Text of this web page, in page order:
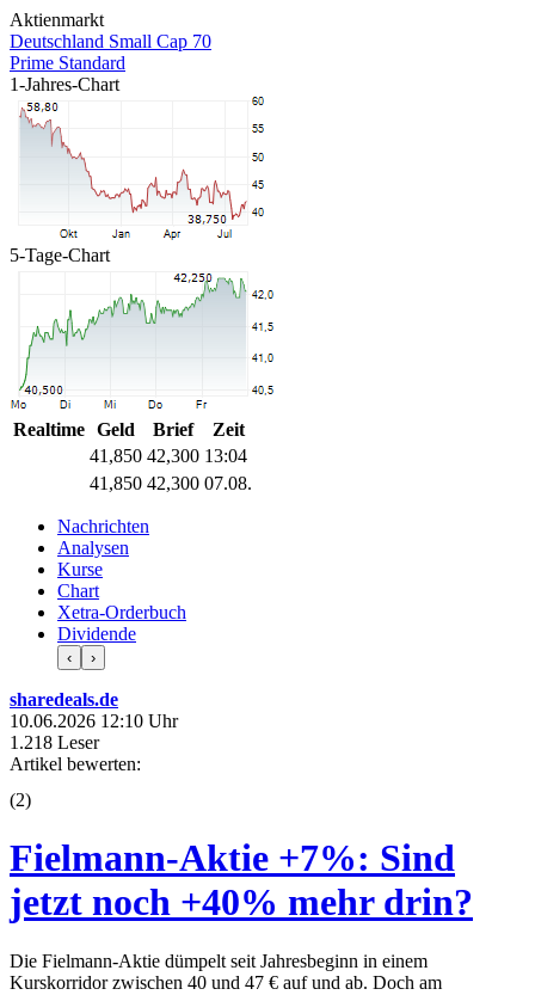
Aktienmarkt
Deutschland Small Cap 70
Prime Standard
1-Jahres-Chart
5-Tage-Chart
Realtime Geld Brief
Zeit
41,850 42,300 13:04
41,850 42,300 07.08.
Nachrichten
Analysen
Kurse
Chart
Xetra-Orderbuch
Dividende
‹ ›
sharedeals.de
10.06.2026 12:10 Uhr
1.218 Leser
Artikel bewerten:
(2)
Fielmann-Aktie +7%: Sind
jetzt noch +40% mehr drin?
Die Fielmann-Aktie dümpelt seit Jahresbeginn in einem
Kurskorridor zwischen 40 und 47 € auf und ab. Doch am